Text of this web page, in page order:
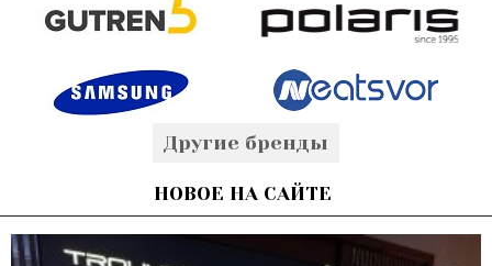
Другие бренды
НОВОЕ НА САЙТЕ